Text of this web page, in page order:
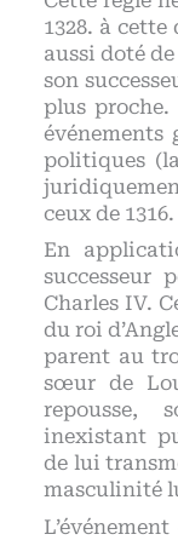
1328. à
aussi doté
son
plus proche.
événements
politiques
ceux de 1316.
En
successeur
Charles IV.
du roi
parent au
sœur de
repousse,
inexistant
de lui
masculinité